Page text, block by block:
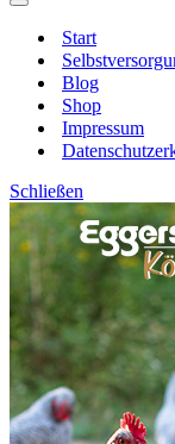
Navigationsmenü
Start
Blog
Shop
Impressum
Schließen